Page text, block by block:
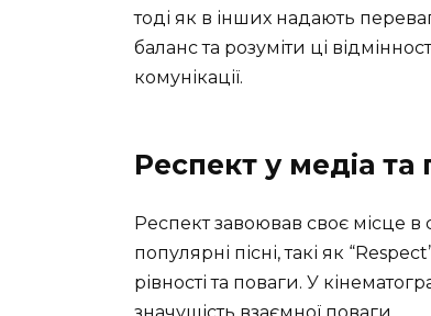
тоді як в інших надають
баланс та розуміти ці
комунікації.
Респект у медіа та
Респект завоював своє місце
популярні пісні, такі як
рівності та поваги. У
значущість взаємної поваги.